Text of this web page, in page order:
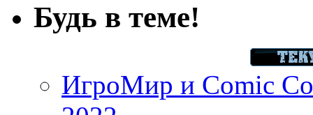
Будь в теме!
ИгроМир и Comic